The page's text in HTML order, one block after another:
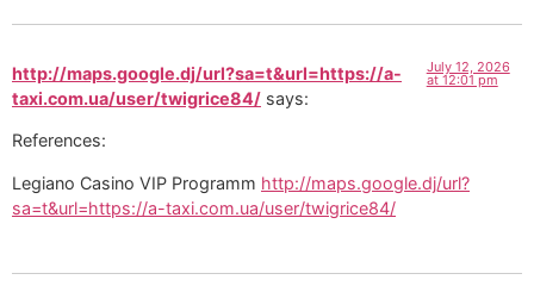
http://maps.google.dj/url?sa=t&url=https://a-
taxi.com.ua/user/twigrice84/ says:
July 12, 2026
at 12:01 pm
References:
Legiano Casino VIP Programm http://maps.google.dj/url?
sa=t&url=https://a-taxi.com.ua/user/twigrice84/